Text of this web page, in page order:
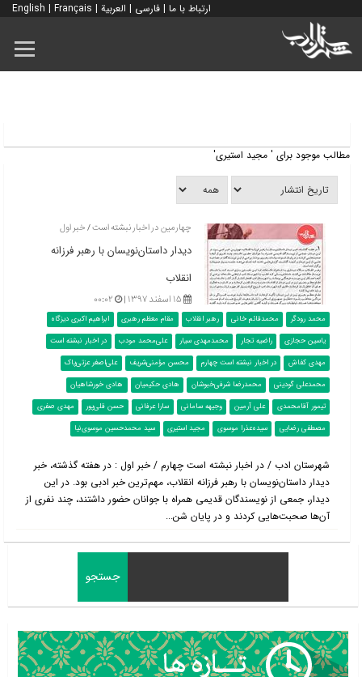
ارتباط با ما | فارسی | العربية |
English | Français
مطالب موجود برای ' مجید استیری'
چهارمین در اخبار نبشته است / خبر اول
دیدار داستان‌نویسان با رهبر فرزانه
انقلاب
۱۵ اسفند ۱۳۹۷ | ۰۰:۰۲
محمد رودگر محمدقائم خانی رهبر انقلاب مقام معظم رهبری
ابراهیم اکبری دیزگاه
یاسین حجازی
راضیه تجار محمدمهدی سیار علی‌محمد مودب
در اخبار نبشته است
مهدی کفاش
در اخبار نبشته است چهارم محسن مؤمنی‌‌شریف
علی‌اصغر عزتی‌پاک
محمدعلی گودینی
محمدرضا شرفی‌خبوشان هادی حکیمیان
هادی خورشاهیان
تیمور آقا‌محمدی
علی آرمین وجیهه سامانی سارا عرفانی حسن قلی‌پور
مهدی صفری
مصطفی رضایی
سیده‌عذرا موسوی مجید استیری سید محمدحسین موسوی‌نیا
شهرستان ادب / در اخبار نبشته است چهارم / خبر اول : در هفته گذشته، خبر
دیدار داستان‌نویسان با رهبر فرزانه انقلاب، مهم‌ترین خبر ادبی بود. در این
دیدار، جمعی از نویسندگان قدیمی همراه با جوانان حضور داشتند، چند نفری از
آن‌ها صحبت‌هایی کردند و در پایان شن...